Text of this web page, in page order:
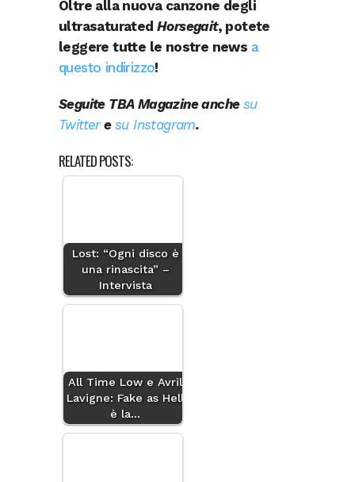
Oltre alla nuova canzone degli
ultrasaturatedHorsegait, potete
leggere tutte le nostre news a
questo indirizzo!
Seguite TBA Magazine anche su
Twitteresu Instagram.
RELATED POSTS:
Lost: “Ogni disco è
una rinascita” –
Intervista
All Time Low e Avril
Lavigne: Fake as Hell
è la…